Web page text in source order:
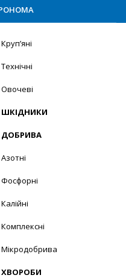
Круп’яні
Технічні
Овочеві
ШКІДНИКИ
ДОБРИВА
Азотні
Фосфорні
Калійні
Комплексні
Мікродобрива
ХВОРОБИ